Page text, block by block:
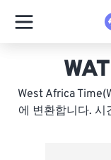
West Africa
에 변환합니다. 시